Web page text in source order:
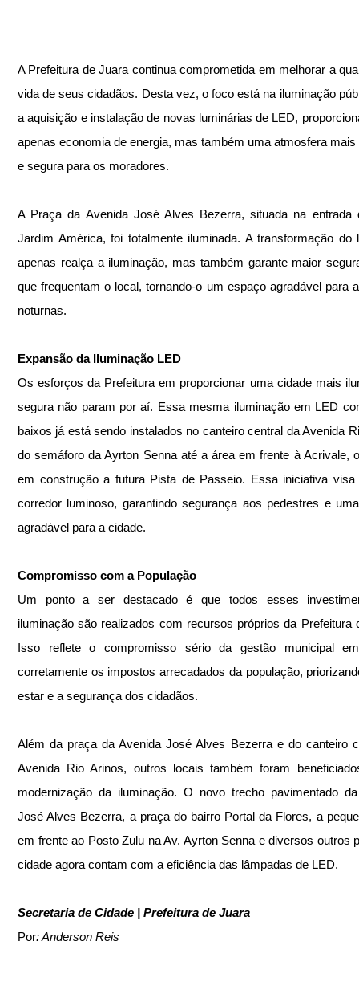
A Prefeitura de Juara continua comprometida em melhorar a
vida de seus cidadãos. Desta vez, o foco está na iluminação
a aquisição e instalação de novas luminárias de LED,
apenas economia de energia, mas também uma atmosfera mais
e segura para os moradores.
A Praça da Avenida José Alves Bezerra, situada na entrada
Jardim América, foi totalmente iluminada. A transformação do
apenas realça a iluminação, mas também garante maior
que frequentam o local, tornando-o um espaço agradável para
noturnas.
Expansão da Iluminação LED
Os esforços da Prefeitura em proporcionar uma cidade mais
segura não param por aí. Essa mesma iluminação em LED
baixos já está sendo instalados no canteiro central da Avenida
do semáforo da Ayrton Senna até a área em frente à Acrivale,
em construção a futura Pista de Passeio. Essa iniciativa
corredor luminoso, garantindo segurança aos pedestres e
agradável para a cidade.
Compromisso com a População
Um ponto a ser destacado é que todos esses
iluminação são realizados com recursos próprios da Prefeitura
Isso reflete o compromisso sério da gestão municipal
corretamente os impostos arrecadados da população,
estar e a segurança dos cidadãos.
Além da praça da Avenida José Alves Bezerra e do canteiro
Avenida Rio Arinos, outros locais também foram
modernização da iluminação. O novo trecho pavimentado
José Alves Bezerra, a praça do bairro Portal da Flores, a
em frente ao Posto Zulu na Av. Ayrton Senna e diversos outros
cidade agora contam com a eficiência das lâmpadas de LED.
Secretaria de Cidade | Prefeitura de Juara
Por: Anderson Reis